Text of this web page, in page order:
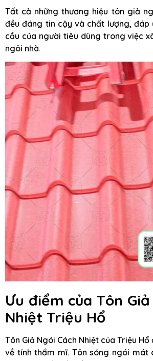
Tất cả những thương hiệu tôn giả
đều đáng tin cậy và chất lượng, đáp
cầu của người tiêu dùng trong việc
ngôi nhà.
Ưu điểm của Tôn
Nhiệt Triệu Hổ
Tôn Giả Ngói Cách Nhiệt của Triệu
về tính thẩm mĩ. Tôn sóng ngói